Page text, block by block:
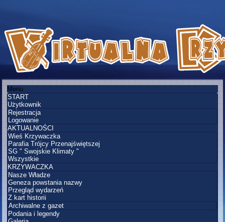
Menu
START
Użytkownik
Rejestracja
Logowanie
AKTUALNOŚCI
Wieś Krzywaczka
Parafia Trójcy Przenajświętszej
SG " Swojskie Klimaty "
Wszystkie
KRZYWACZKA
Nasze Władze
Geneza powstania nazwy
Przegląd wydarzeń
Z kart historii
Archiwalne z gazet
Podania i legendy